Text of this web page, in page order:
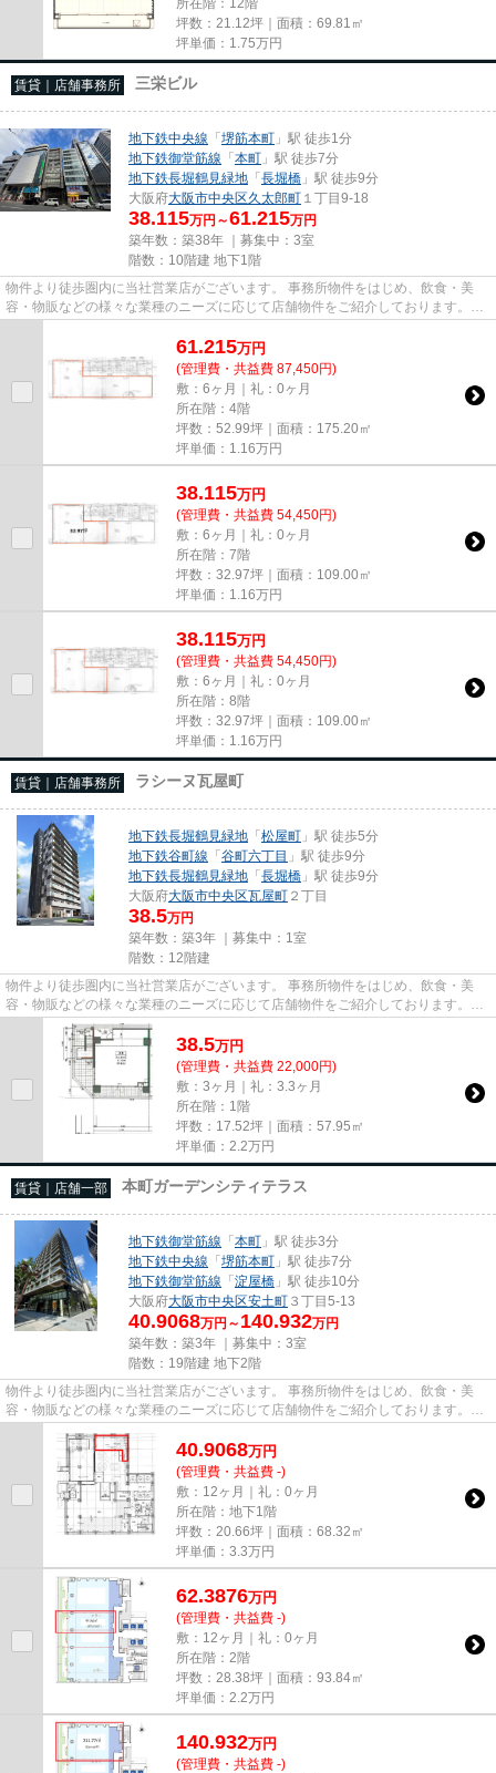
坪数：21.12坪｜面積：69.81㎡
坪単価： 1.75万円
賃貸｜店舗事務所 三栄ビル
地下鉄中央線 「堺筋本町 」駅 徒歩1分
地下鉄御堂筋線 「本町 」駅 徒歩7分
地下鉄長堀鶴見緑地 「長堀橋 」駅 徒歩9分
大阪府大阪市中央区久太郎町 １丁目9-18
38.115万円～61.215万円
築年数：築38年 ｜募集中： 3室
階数：10階建 地下1階
物件より徒歩圏内に当社営業店がございます。 事務所物件をはじめ、飲食・美
容・物販などの様々な業種のニーズに応じて店舗物件をご紹介しております。
尚、弊社ではおとり広告は一切...
61.215万円
(管理費・共益費 87,450円)
敷：6ヶ月｜礼：0ヶ月
所在階：4階
坪数：52.99坪｜面積：175.20㎡
坪単価： 1.16万円
38.115万円
(管理費・共益費 54,450円)
敷：6ヶ月｜礼：0ヶ月
所在階：7階
坪数：32.97坪｜面積：109.00㎡
坪単価： 1.16万円
38.115万円
(管理費・共益費 54,450円)
敷：6ヶ月｜礼：0ヶ月
所在階：8階
坪数：32.97坪｜面積：109.00㎡
坪単価： 1.16万円
賃貸｜店舗事務所 ラシーヌ瓦屋町
地下鉄長堀鶴見緑地 「松屋町 」駅 徒歩5分
地下鉄谷町線 「谷町六丁目 」駅 徒歩9分
地下鉄長堀鶴見緑地 「長堀橋 」駅 徒歩9分
大阪府大阪市中央区瓦屋町 ２丁目
38.5万円
築年数：築3年 ｜募集中： 1室
階数：12階建
物件より徒歩圏内に当社営業店がございます。 事務所物件をはじめ、飲食・美
容・物販などの様々な業種のニーズに応じて店舗物件をご紹介しております。
尚、弊社ではおとり広告は一切...
38.5万円
(管理費・共益費 22,000円)
敷：3ヶ月｜礼：3.3ヶ月
所在階：1階
坪数：17.52坪｜面積：57.95㎡
坪単価： 2.2万円
賃貸｜店舗一部 本町ガーデンシティテラス
地下鉄御堂筋線 「本町 」駅 徒歩3分
地下鉄中央線 「堺筋本町 」駅 徒歩7分
地下鉄御堂筋線 「淀屋橋 」駅 徒歩10分
大阪府大阪市中央区安土町 ３丁目5-13
40.9068万円～ 140.932万円
築年数：築3年 ｜募集中： 3室
階数：19階建 地下2階
物件より徒歩圏内に当社営業店がございます。 事務所物件をはじめ、飲食・美
容・物販などの様々な業種のニーズに応じて店舗物件をご紹介しております。
尚、弊社ではおとり広告は一切...
40.9068万円
(管理費・共益費 -)
敷：12ヶ月｜礼：0ヶ月
所在階：地下1階
坪数：20.66坪｜面積：68.32㎡
坪単価： 3.3万円
62.3876万円
(管理費・共益費 -)
敷：12ヶ月｜礼：0ヶ月
所在階：2階
坪数：28.38坪｜面積：93.84㎡
坪単価： 2.2万円
140.932万円
(管理費・共益費 -)